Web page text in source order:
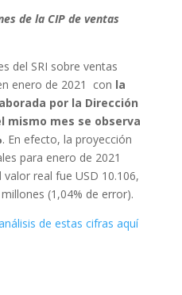
de la CIP de ventas
del SRI sobre ventas
enero de 2021 con la
por la Dirección
mismo mes se observa
. En efecto, la proyección
para enero de 2021
real fue USD 10.106,
(1,04% de error).
de estas cifras aquí